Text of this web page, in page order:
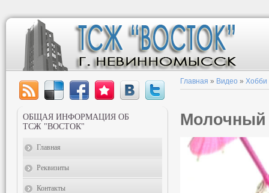
Главная » Видео » Хобби
Молочный
ОБЩАЯ ИНФОРМАЦИЯ ОБ
ТСЖ "ВОСТОК"
Главная
Реквизиты
Контакты